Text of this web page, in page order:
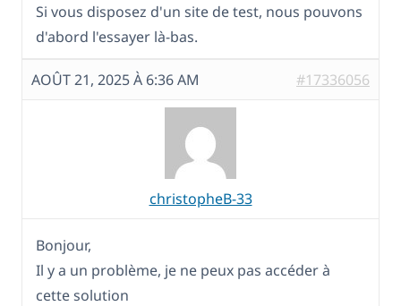
Si vous disposez d'un site de test, nous pouvons
d'abord l'essayer là-bas.
AOÛT 21, 2025 À 6:36 AM #17336056
christopheB-33
Bonjour,
Il y a un problème, je ne peux pas accéder à
cette solution